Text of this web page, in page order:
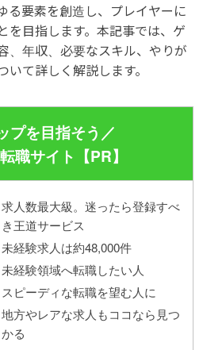
る要素を創造し、プレイヤーに
を目指します。本記事では、ゲ
、年収、必要なスキル、やりが
いて詳しく解説します。
プを目指そう／
職サイト【PR】
求人数最大級。迷ったら登録すべ
き王道サービス
未経験求人は約48,000件
未経験領域へ転職したい人
スピーディな転職を望む人に
地方やレアな求人もココなら見つ
かる